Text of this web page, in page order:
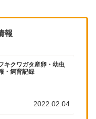
報
キクワガタ産卵・幼虫
・飼育記録
2022.02.04